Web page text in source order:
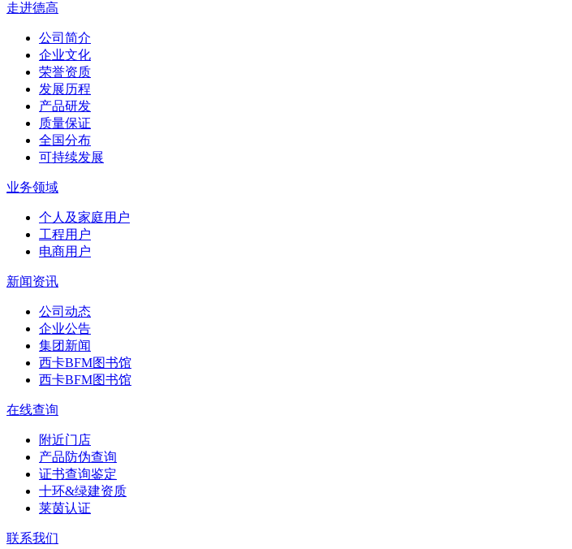
走进德高
公司简介
企业文化
荣誉资质
发展历程
产品研发
质量保证
全国分布
可持续发展
业务领域
个人及家庭用户
工程用户
电商用户
新闻资讯
公司动态
企业公告
集团新闻
西卡BFM图书馆
西卡BFM图书馆
在线查询
附近门店
产品防伪查询
证书查询鉴定
十环&绿建资质
莱茵认证
联系我们